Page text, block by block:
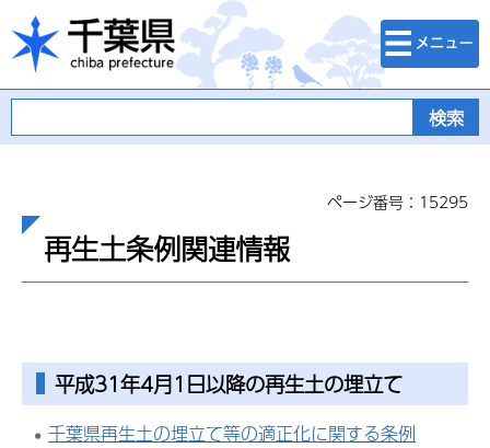
千葉県
検索・メニュ
ー
ページ番号：15295
再生土条例関連情報
平成31年4月1日以降の再生土の埋立て
千葉県再生土の埋立て等の適正化に関する条例